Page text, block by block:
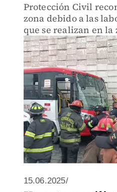
Protección Civil
zona debido a las
que se realizan en la
15.06.2025/